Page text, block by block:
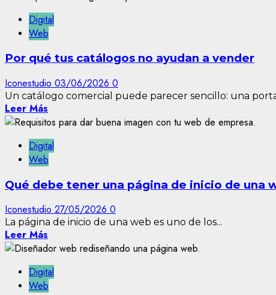
Digital
Web
Por qué tus catálogos no ayudan a vender
Iconestudio 03/06/2026 0
Un catálogo comercial puede parecer sencillo: una
Leer Más
Digital
Web
Qué debe tener una página de inicio de una
Iconestudio 27/05/2026 0
La página de inicio de una web es uno de los...
Leer Más
Digital
Web